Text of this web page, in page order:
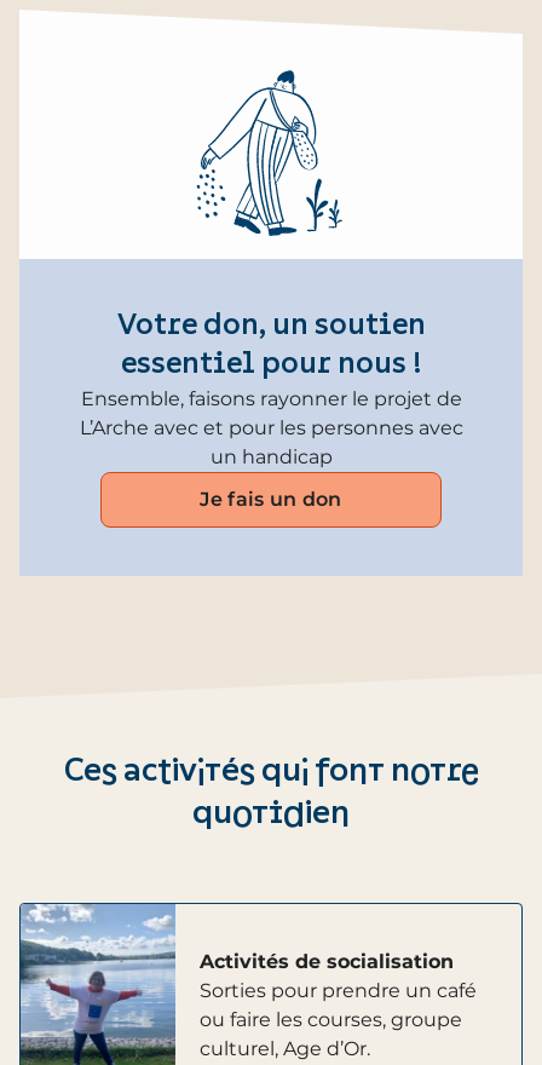
Votre don, un soutien
essentiel pour nous !
Ensemble, faisons rayonner le projet de
L’Arche avec et pour les personnes avec
un handicap
Je fais un don
Ces activités qui font notre
quotidien
Activités de socialisation
Sorties pour prendre un café
ou faire les courses, groupe
culturel, Age d’Or.